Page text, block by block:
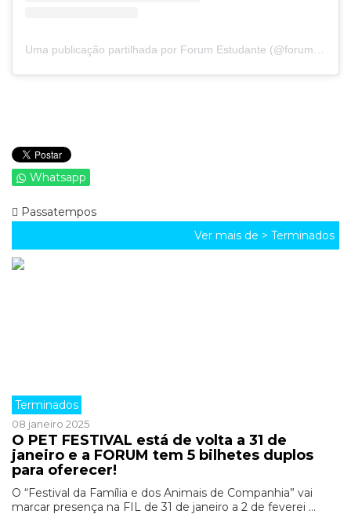
Uma publicação partilhada por Forum Estudante (@forumestudante)
Whatsapp
Passatempos
Ver mais de > Terminados
Terminados
08 janeiro 2025
O PET FESTIVAL está de volta a 31 de
janeiro e a FORUM tem 5 bilhetes duplos
para oferecer!
O “Festival da Família e dos Animais de Companhia” vai
marcar presença na FIL de 31 de janeiro a 2 de feverei ...